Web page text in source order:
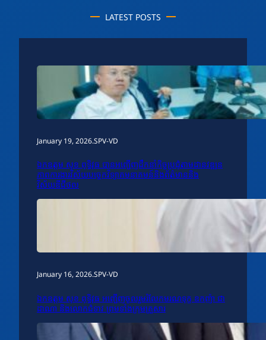
LATEST POSTS
January 19, 2026.SPV-VD
ឯកឧត្តម សុខ ពុទ្ធិវុធ បានអញ្ជើញដឹកនាំកិច្ចប្រជុំតាមដានវឌ្ឍន
ភាពការងារវិស័យបច្ចេកវិទ្យាគមនាគមន៍និងព័ត៌មាននិង
វិស័យឌីជីថល
January 16, 2026.SPV-VD
ឯកឧត្តម សុខ ពុទ្ធិវុធ អញ្ជើញចូលរួមរំលែកមរណទុក្ខ ឧកញ៉ា ជា
ដាណា និងលោកជំទាវ ព្រមទាំងក្រុមគ្រួសារ